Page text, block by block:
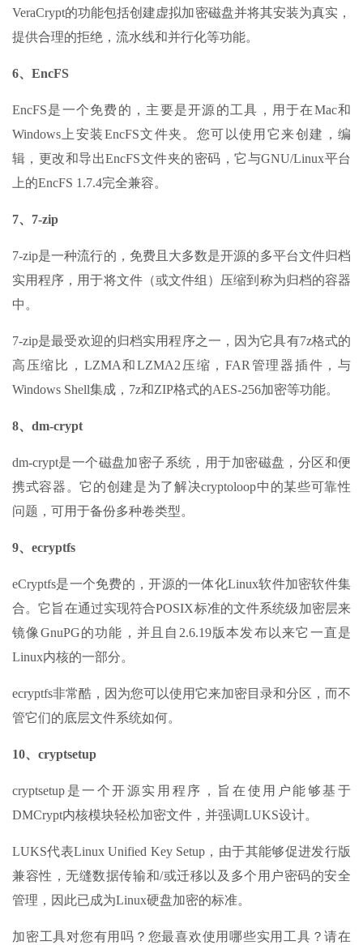
VeraCrypt的功能包括创建虚拟加密磁盘并将其安装为真实，
提供合理的拒绝，流水线和并行化等功能。
6、EncFS
EncFS是一个免费的，主要是开源的工具，用于在Mac和
Windows上安装EncFS文件夹。您可以使用它来创建，编
辑，更改和导出EncFS文件夹的密码，它与GNU/Linux平台
上的EncFS 1.7.4完全兼容。
7、7-zip
7-zip是一种流行的，免费且大多数是开源的多平台文件归档
实用程序，用于将文件（或文件组）压缩到称为归档的容器
中。
7-zip是最受欢迎的归档实用程序之一，因为它具有7z格式的
高压缩比，LZMA和LZMA2压缩，FAR管理器插件，与
Windows Shell集成，7z和ZIP格式的AES-256加密等功能。
8、dm-crypt
dm-crypt是一个磁盘加密子系统，用于加密磁盘，分区和便
携式容器。它的创建是为了解决cryptoloop中的某些可靠性
问题，可用于备份多种卷类型。
9、ecryptfs
eCryptfs是一个免费的，开源的一体化Linux软件加密软件集
合。它旨在通过实现符合POSIX标准的文件系统级加密层来
镜像GnuPG的功能，并且自2.6.19版本发布以来它一直是
Linux内核的一部分。
ecryptfs非常酷，因为您可以使用它来加密目录和分区，而不
管它们的底层文件系统如何。
10、cryptsetup
cryptsetup是一个开源实用程序，旨在使用户能够基于
DMCrypt内核模块轻松加密文件，并强调LUKS设计。
LUKS代表Linux Unified Key Setup，由于其能够促进发行版
兼容性，无缝数据传输和/或迁移以及多个用户密码的安全
管理，因此已成为Linux硬盘加密的标准。
加密工具对您有用吗？您最喜欢使用哪些实用工具？请在